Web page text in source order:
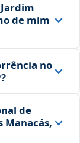
de mim
no
de
Manacás,